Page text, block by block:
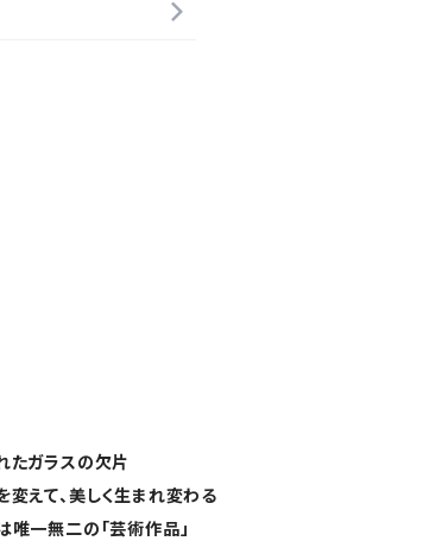
たガラスの欠片
えて、美しく生まれ変わる
一無二の「芸術作品」